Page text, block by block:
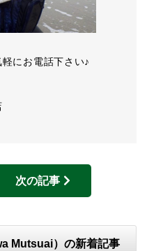
にお電話下さい♪
次の記事
Mutsuai）の新着記事